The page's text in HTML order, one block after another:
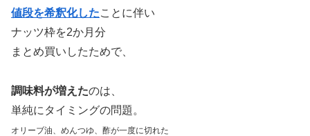
値段を希釈化したことに伴い
ナッツ枠を2か月分
まとめ買いしたためで、
調味料が増えたのは、
単純にタイミングの問題。
オリーブ油、めんつゆ、酢が一度に切れた